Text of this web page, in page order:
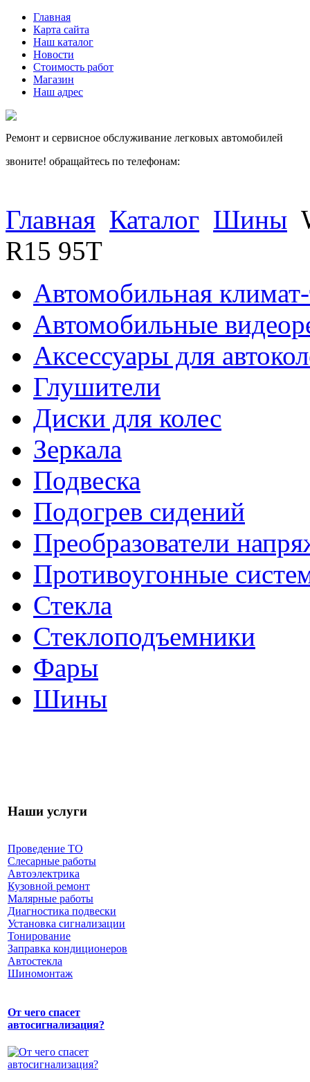
Главная
Карта сайта
Наш каталог
Новости
Стоимость работ
Магазин
Наш адрес
Ремонт и сервисное обслуживание легковых автомобилей
звоните! обращайтесь по телефонам:
Главная Каталог Шины
R15 95T
Автомобильная
Автомобильные
Аксессуары для
Глушители
Диски для колес
Зеркала
Подвеска
Подогрев сидений
Преобразователи
Противоугонные
Стекла
Стеклоподъемники
Фары
Шины
Наши услуги
Проведение ТО
Слесарные работы
Автоэлектрика
Кузовной ремонт
Малярные работы
Диагностика подвески
Установка сигнализации
Тонирование
Заправка кондиционеров
Автостекла
Шиномонтаж
От чего спасет
автосигнализация?